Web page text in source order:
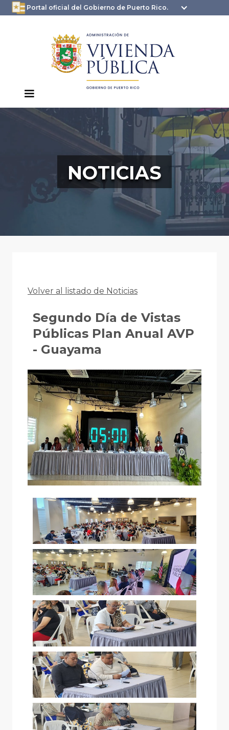
Portal oficial del Gobierno de Puerto Rico.
oficial.pr.gov
seguros .pr.gov usan
HTTPS
NOTICIAS
Volver al listado de Noticias
Segundo Día de Vistas
Públicas Plan Anual AVP
- Guayama